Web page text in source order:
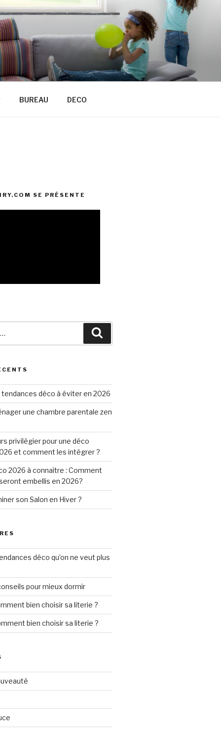
BUREAU DECO
SE PRÉSENTE
déco à éviter en 2026
une chambre parentale zen
privilégier pour une déco
et comment les intégrer ?
2026 à connaître : Comment
embellis en 2026?
son Salon en Hiver ?
déco qu’on ne veut plus
pour mieux dormir
bien choisir sa literie ?
bien choisir sa literie ?